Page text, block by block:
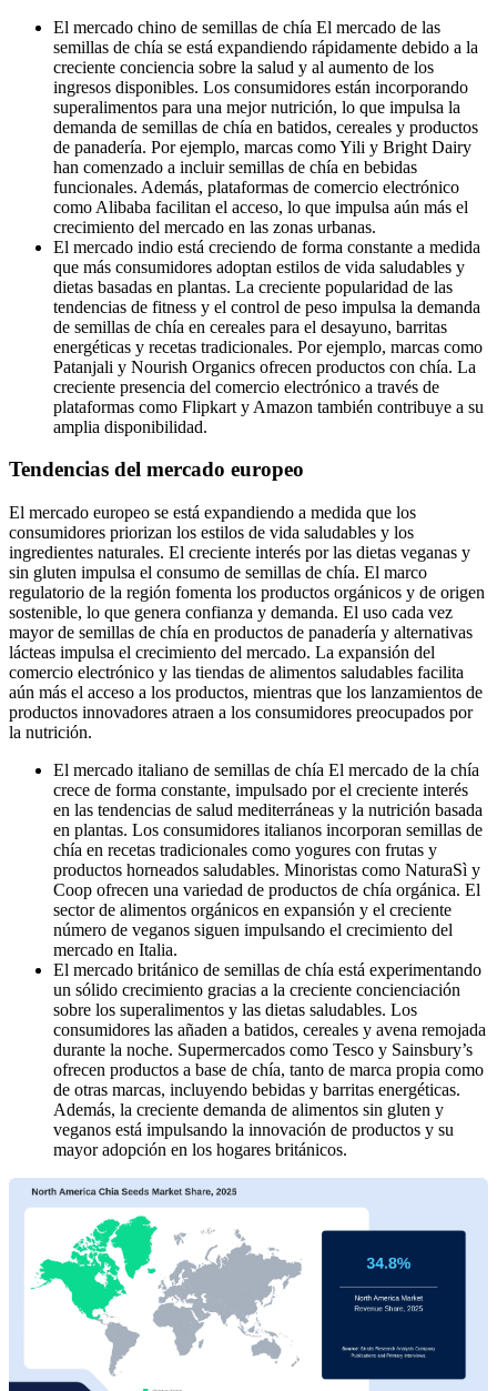
El mercado chino de semillas de chía El mercado de las
semillas de chía se está expandiendo rápidamente debido a la
creciente conciencia sobre la salud y al aumento de los
ingresos disponibles. Los consumidores están incorporando
superalimentos para una mejor nutrición, lo que impulsa la
demanda de semillas de chía en batidos, cereales y productos
de panadería. Por ejemplo, marcas como Yili y Bright Dairy
han comenzado a incluir semillas de chía en bebidas
funcionales. Además, plataformas de comercio electrónico
como Alibaba facilitan el acceso, lo que impulsa aún más el
crecimiento del mercado en las zonas urbanas.
El mercado indio está creciendo de forma constante a medida
que más consumidores adoptan estilos de vida saludables y
dietas basadas en plantas. La creciente popularidad de las
tendencias de fitness y el control de peso impulsa la demanda
de semillas de chía en cereales para el desayuno, barritas
energéticas y recetas tradicionales. Por ejemplo, marcas como
Patanjali y Nourish Organics ofrecen productos con chía. La
creciente presencia del comercio electrónico a través de
plataformas como Flipkart y Amazon también contribuye a su
amplia disponibilidad.
Tendencias del mercado europeo
El mercado europeo se está expandiendo a medida que los
consumidores priorizan los estilos de vida saludables y los
ingredientes naturales. El creciente interés por las dietas veganas y
sin gluten impulsa el consumo de semillas de chía. El marco
regulatorio de la región fomenta los productos orgánicos y de origen
sostenible, lo que genera confianza y demanda. El uso cada vez
mayor de semillas de chía en productos de panadería y alternativas
lácteas impulsa el crecimiento del mercado. La expansión del
comercio electrónico y las tiendas de alimentos saludables facilita
aún más el acceso a los productos, mientras que los lanzamientos de
productos innovadores atraen a los consumidores preocupados por
la nutrición.
El mercado italiano de semillas de chía El mercado de la chía
crece de forma constante, impulsado por el creciente interés
en las tendencias de salud mediterráneas y la nutrición basada
en plantas. Los consumidores italianos incorporan semillas de
chía en recetas tradicionales como yogures con frutas y
productos horneados saludables. Minoristas como NaturaSì y
Coop ofrecen una variedad de productos de chía orgánica. El
sector de alimentos orgánicos en expansión y el creciente
número de veganos siguen impulsando el crecimiento del
mercado en Italia.
El mercado británico de semillas de chía está experimentando
un sólido crecimiento gracias a la creciente concienciación
sobre los superalimentos y las dietas saludables. Los
consumidores las añaden a batidos, cereales y avena remojada
durante la noche. Supermercados como Tesco y Sainsbury’s
ofrecen productos a base de chía, tanto de marca propia como
de otras marcas, incluyendo bebidas y barritas energéticas.
Además, la creciente demanda de alimentos sin gluten y
veganos está impulsando la innovación de productos y su
mayor adopción en los hogares británicos.